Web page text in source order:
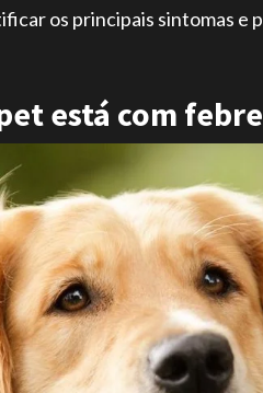
os principais sintomas
está com